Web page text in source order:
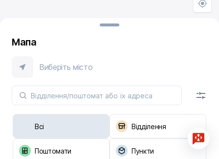
Мапа
Виберіть місто
Всі Відділення
Поштомати Пункти